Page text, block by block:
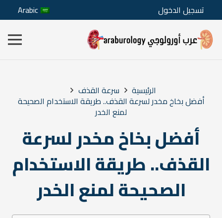
تسجيل الدخول Arabic
الرئيسية سرعة القذف
أفضل بخاخ مخدر لسرعة القذف.. طريقة الاستخدام الصحيحة
لمنع الخدر
أفضل بخاخ مخدر لسرعة
القذف.. طريقة الاستخدام
الصحيحة لمنع الخدر